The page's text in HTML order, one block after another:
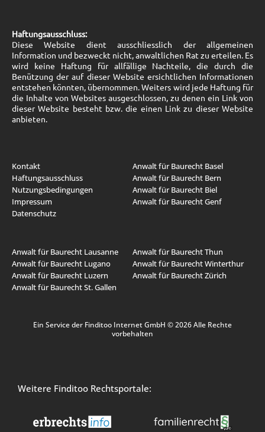
Haftungsausschluss:
Diese Website dient ausschliesslich der allgemeinen
Information und bezweckt nicht, anwaltlichen Rat zu erteilen. Es
wird keine Haftung für allfällige Nachteile, die durch die
Benützung der auf dieser Website ersichtlichen Informationen
entstehen könnten, übernommen. Weiters wird jede Haftung für
die Inhalte von Websites ausgeschlossen, zu denen ein Link von
dieser Website besteht bzw. die einen Link zu dieser Website
anbieten.
Kontakt
Haftungsausschluss
Nutzungsbedingungen
Impressum
Datenschutz
Anwalt für Baurecht Basel
Anwalt für Baurecht Bern
Anwalt für Baurecht Biel
Anwalt für Baurecht Genf
Anwalt für Baurecht Lausanne
Anwalt für Baurecht Lugano
Anwalt für Baurecht Luzern
Anwalt für Baurecht St. Gallen
Anwalt für Baurecht Thun
Anwalt für Baurecht Winterthur
Anwalt für Baurecht Zürich
Ein Service der Finditoo Internet GmbH © 2026 Alle Rechte
vorbehalten
Weitere Finditoo Rechtsportale: